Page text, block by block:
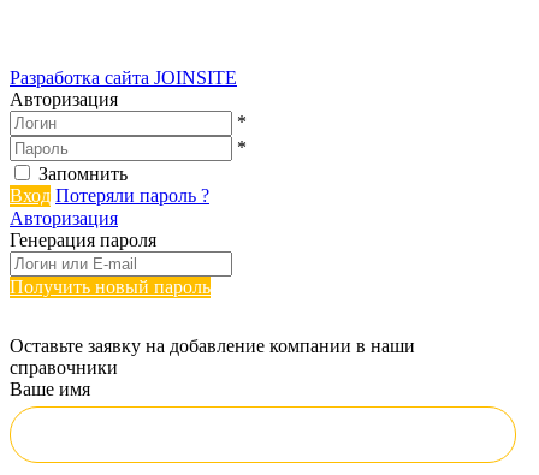
Разработка сайта JOINSITE
Авторизация
*
*
Запомнить
Вход Потеряли пароль ?
Авторизация
Генерация пароля
Получить новый пароль
Оставьте заявку на добавление компании в наши
справочники
Ваше имя